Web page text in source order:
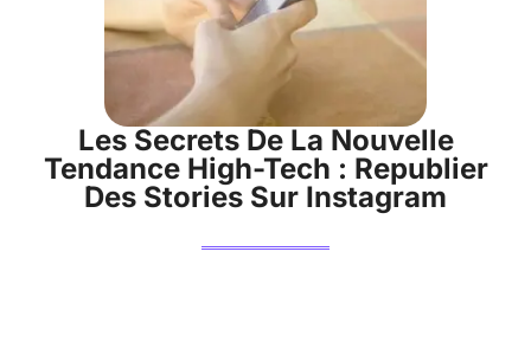
Les Secrets De La Nouvelle
Tendance High-Tech : Republier
Des Stories Sur Instagram